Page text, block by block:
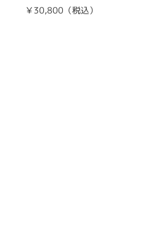
￥30,800（税込）